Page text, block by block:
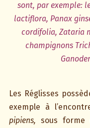
sont, par exemple:
lactiflora, Panax
cordifolia, Zataria
champignons
Les Réglisses
exemple à
pipiens, sous forme